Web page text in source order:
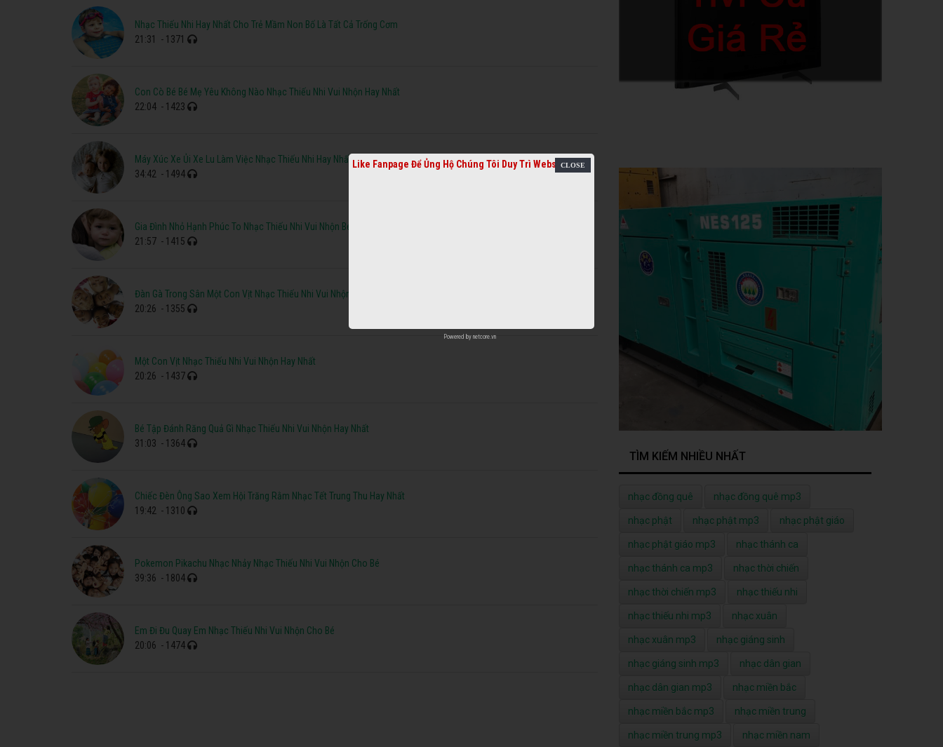
Nhạc Thiếu Nhi Hay Nhất Cho Trẻ Mầm Non Bố Là Tất Cả Trống Cơm
21:31
- 1371
Con Cò Bé Bé Mẹ Yêu Không Nào Nhạc Thiếu Nhi Vui Nhộn Hay Nhất
22:04 - 1423
Máy Xúc Xe Ủi Xe Lu Làm Việc Nhạc Thiếu Nhi Hay Nhất
34:42 - 1494
Gia Đình Nhỏ Hạnh Phúc To Nhạc Thiếu Nhi Vui Nhộn Bé Yêu Thích
21:57 - 1415
Đàn Gà Trong Sân Một Con Vịt Nhạc Thiếu Nhi Vui Nhộn Hay Nhất
20:26 - 1355
Một Con Vịt Nhạc Thiếu Nhi Vui Nhộn Hay Nhất
20:26 - 1437
Bé Tập Đánh Răng Quả Gì Nhạc Thiếu Nhi Vui Nhộn Hay Nhất
31:03 - 1364
Chiếc Đèn Ông Sao Xem Hội Trăng Rằm Nhạc Tết Trung Thu Hay Nhất
19:42 - 1310
Pokemon Pikachu Nhạc Nhảy Nhạc Thiếu Nhi Vui Nhộn Cho Bé
39:36 - 1804
Em Đi Đu Quay Em Nhạc Thiếu Nhi Vui Nhộn Cho Bé
20:06 - 1474
TÌM KIẾM NHIỀU NHẤT
nhạc đồng quê nhạc đồng quê mp3
nhạc phật nhạc phật mp3 nhạc phật giáo
nhạc phật giáo mp3 nhạc thánh ca
nhạc thánh ca mp3 nhạc thời chiến
nhạc thời chiến mp3 nhạc thiếu nhi
nhạc thiếu nhi mp3 nhạc xuân
nhạc xuân mp3 nhạc giáng sinh
nhạc giáng sinh mp3 nhạc dân gian
nhạc dân gian mp3 nhạc miền bắc
nhạc miền bắc mp3 nhạc miền trung
nhạc miền trung mp3 nhạc miền nam
Like Fanpage Để Ủng Hộ Chúng Tôi Duy Trì Website
Powered by netcore.vn